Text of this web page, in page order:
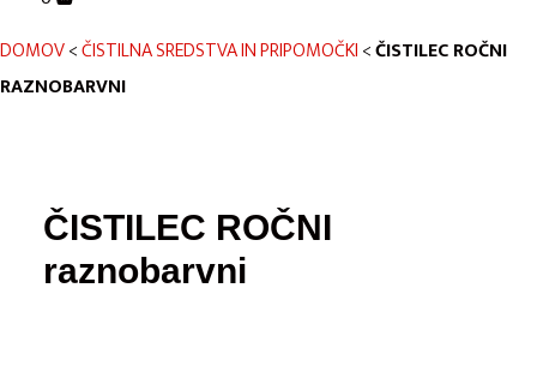
DOMOV<ČISTILNA SREDSTVA IN PRIPOMOČKI<ČISTILEC ROČNI
RAZNOBARVNI
ČISTILEC ROČNI
raznobarvni